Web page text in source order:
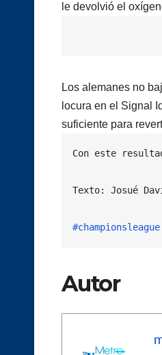
le devolvió el
Los alemanes no
locura en el Signal
suficiente para
Con este
Texto: Josué
#championsleague
Autor